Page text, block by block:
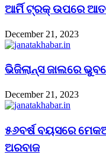
ଆର୍ମି ଟ୍ରକ୍ ଉପରେ
December 21, 2023
ଭିଜିଲାନ୍ସ ଜାଲରେ
December 21, 2023
୫୬ବର୍ଷ ବୟସରେ
ଅରବାଜ